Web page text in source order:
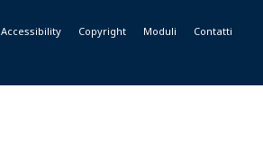
Accessibility Copyright Moduli Contatti